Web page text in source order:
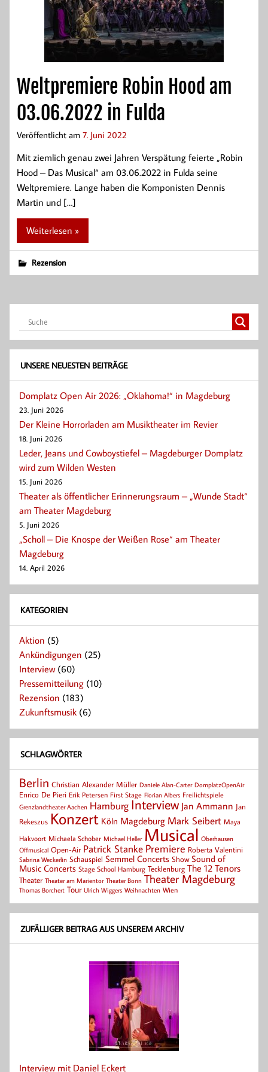
Weltpremiere Robin Hood am
03.06.2022 in Fulda
Veröffentlicht am 7. Juni 2022
Mit ziemlich genau zwei Jahren Verspätung feierte „Robin
Hood – Das Musical“ am 03.06.2022 in Fulda seine
Weltpremiere. Lange haben die Komponisten Dennis
Martin und […]
Weiterlesen »
Rezension
UNSERE NEUESTEN BEITRÄGE
Domplatz Open Air 2026: „Oklahoma!“ in Magdeburg
23. Juni 2026
Der Kleine Horrorladen am Musiktheater im Revier
18. Juni 2026
Leder, Jeans und Cowboystiefel – Magdeburger Domplatz
wird zum Wilden Westen
15. Juni 2026
Theater als öffentlicher Erinnerungsraum – „Wunde Stadt“
am Theater Magdeburg
5. Juni 2026
„Scholl – Die Knospe der Weißen Rose“ am Theater
Magdeburg
14. April 2026
KATEGORIEN
Aktion (5)
Ankündigungen (25)
Interview(60)
Pressemitteilung (10)
Rezension (183)
Zukunftsmusik(6)
SCHLAGWÖRTER
Berlin Christian Alexander Müller Daniele Alan-Carter DomplatzOpenAir
Enrico De Pieri Erik Petersen First Stage Florian Albers Freilichtspiele
Grenzlandtheater Aachen Hamburg Interview Jan Ammann Jan
Rekeszus Konzert Köln Magdeburg Mark Seibert Maya
Hakvoort Michaela Schober Michael Heller Musical Oberhausen
Offmusical Open-Air Patrick Stanke Premiere Roberta Valentini
Sabrina Weckerlin Schauspiel Semmel Concerts Show Sound of
Music Concerts Stage School Hamburg Tecklenburg The 12 Tenors
Theater Theater am Marientor Theater Bonn Theater Magdeburg
Thomas Borchert Tour Ulrich Wiggers Weihnachten Wien
ZUFÄLLIGER BEITRAG AUS UNSEREM ARCHIV
Interview mit Daniel Eckert